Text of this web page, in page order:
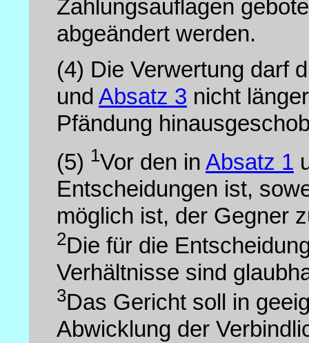
Zahlungsauflagen
abgeändert werden.
(4) Die Verwertung darf
und Absatz 3 nicht
Pfändung
(5) 1Vor den in Absatz 1
Entscheidungen ist,
möglich ist, der Gegner
2Die für die
Verhältnisse sind
3Das Gericht soll in
Abwicklung der